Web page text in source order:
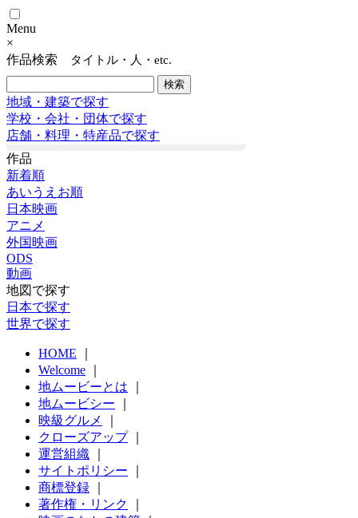
Menu
×
作品検索
タイトル・人・etc.
地域・建築で探す
学校・会社・団体で探す
店舗・料理・特産品で探す
作品
新着順
あいうえお順
日本映画
アニメ
外国映画
ODS
動画
地図で探す
日本で探す
世界で探す
HOME
Welcome
地ムービーとは
地ムービシー
映級グルメ
クローズアップ｜
運営組織
サイトポリシー
商標登録
著作権・リンク